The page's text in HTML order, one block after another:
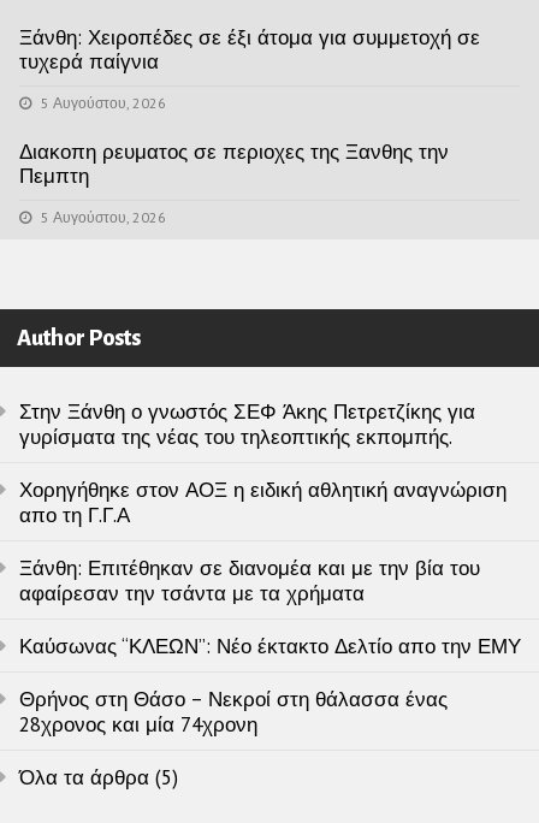
Ξάνθη: Χειροπέδες σε έξι άτομα για συμμετοχή σε
τυχερά παίγνια
5 Αυγούστου, 2026
Διακοπη ρευματος σε περιοχες της Ξανθης την
Πεμπτη
5 Αυγούστου, 2026
Author Posts
Στην Ξάνθη ο γνωστός ΣΕΦ Άκης Πετρετζίκης για
γυρίσματα της νέας του τηλεοπτικής εκπομπής.
Χορηγήθηκε στον ΑΟΞ η ειδική αθλητική αναγνώριση
απο τη Γ.Γ.Α
Ξάνθη: Επιτέθηκαν σε διανομέα και με την βία του
αφαίρεσαν την τσάντα με τα χρήματα
Καύσωνας “ΚΛΕΩΝ”: Νέο έκτακτο Δελτίο απο την ΕΜΥ
Θρήνος στη Θάσο – Νεκροί στη θάλασσα ένας
28χρονος και μία 74χρονη
Όλα τα άρθρα (5)